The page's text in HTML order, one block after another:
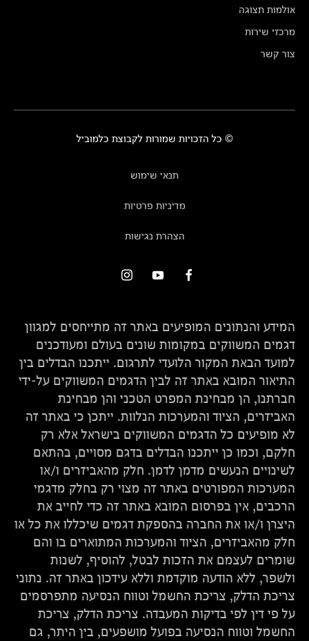
אולמות תצוגה
מרכזי שירות
צור קשר
© כל הזכויות שמורות לקבוצת כלמוביל
תנאי שימוש
מדיניות פרטיות
הצהרת נגישות
המידע והנתונים המופיעים באתר זה מתייחסים למגוון
דגמים המשווקים במקומות שונים בעולם ומעודכנים
למועד הבאת המקור הלועדי לתרגום. ייתכנו הבדלים בין
התיאור המובא באתר זה לבין הדגמים המשווקים על-ידי
חברתנו, הן מבחינת המפרט הטכני והן מבחינת
האביזרים, הציוד והמערכות הנלוות. ייתכן כי באתר זה
לא מופיעים כל הדגמים המשווקים בישראל אלא רק
חלקם, וכמו כן ייתכנו הבדלים בדגם מסויים, בהתאם
לשינויים הנעשים מדמן לדמן. חלק מהאביזרים ו/או
המערכות המפורטים באתר זה מצוי רק בחלק מדגמי
הרכבים, אין בפרסום המובא באתר זה כדי לחייב את
היצרן ו/או את החברה בהספקת דגמים שיכללו את כל או
חלק מהאביזרים, הציוד והמערכות המתוארים בו והם
שומרים לעצמם את הזכות לבטל, להוסיף, לשנות
ולשפר, ללא הודעה מוקדמת וללא עידכון באתר זה. נתוני
צריכת הדלק, צריכת החשמל וטווח הנסיעה מתפרסמים
על פי דין לפי בדיקות המעבדה. צריכת הדלק, צריכת
החשמל וטווח הנסיעה בפועל מושפעים, בין היתר, גם